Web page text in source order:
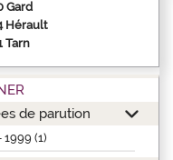
Gard
Hérault
Tarn
de parution
1999 (1)